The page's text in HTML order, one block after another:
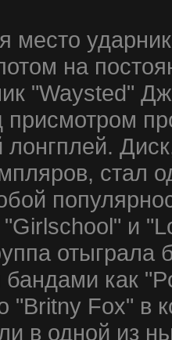
место
на
"Waysted"
присмотром
лонгплей.
стал
и
отыграла
бандами как
"Britny Fox" в
в одной из